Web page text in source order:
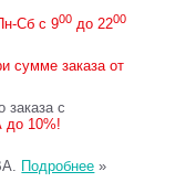
Сб с 900 до 2200
сумме заказа от
заказа с
10%!
Подробнее »